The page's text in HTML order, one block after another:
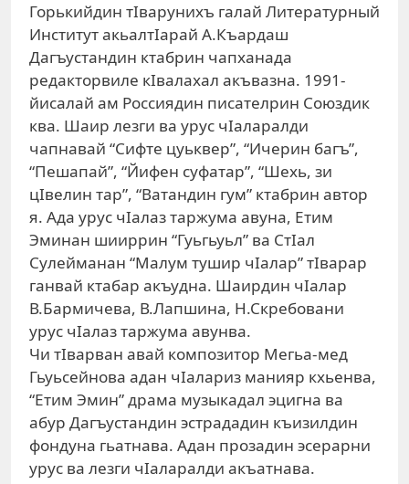
Горькийдин тIварунихъ галай Литературный
Институт акьалтIарай А.Къардаш
Дагъустандин ктабрин чапханада
редакторвиле кIвалахал акъвазна. 1991-
йисалай ам Россиядин писателрин Союздик
ква. Шаир лезги ва урус чIаларалди
чапнавай “Сифте цуьквер”, “Ичерин багъ”,
“Пешапай”, “Йифен суфатар”, “Шехь, зи
цIвелин тар”, “Ватандин гум” ктабрин автор
я. Ада урус чIалаз таржума авуна, Етим
Эминан шииррин “Гуьгьуьл” ва СтIал
Сулейманан “Малум тушир чIалар” тIварар
ганвай ктабар акъудна. Шаирдин чIалар
В.Бармичева, В.Лапшина, Н.Скребовани
урус чIалаз таржума авунва.
Чи тIварван авай композитор Мегьа-мед
Гьуьсейнова адан чIалариз манияр кхьенва,
“Етим Эмин” драма музыкадал эцигна ва
абур Дагъустандин эстрададин къизилдин
фондуна гьатнава. Адан прозадин эсерарни
урус ва лезги чIаларалди акъатнава.